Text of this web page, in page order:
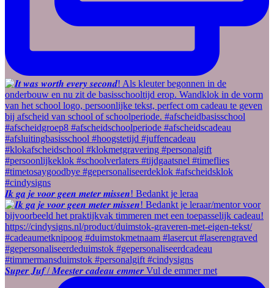
𝑰𝒌 𝒈𝒂 𝒋𝒆 𝒗𝒐𝒐𝒓 𝒈𝒆𝒆𝒏 𝒎𝒆𝒕𝒆𝒓 𝒎𝒊𝒔𝒔𝒆𝒏! Bedankt je leraa
𝑺𝒖𝒑𝒆𝒓 𝑱𝒖𝒇 / 𝑴𝒆𝒆𝒔𝒕𝒆𝒓 𝒄𝒂𝒅𝒆𝒂𝒖 𝒆𝒎𝒎𝒆𝒓 Vul de emmer met